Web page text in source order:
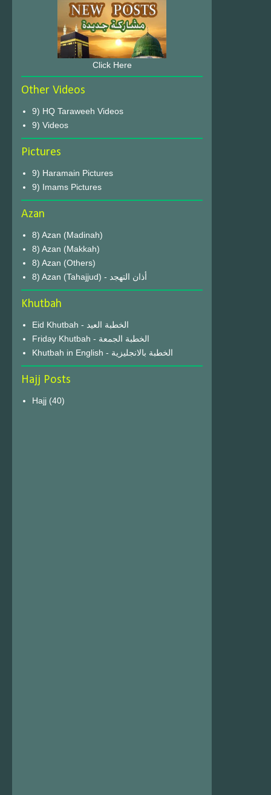
Click Here
Other Videos
9) HQ Taraweeh Videos
9) Videos
Pictures
9) Haramain Pictures
9) Imams Pictures
Azan
8) Azan (Madinah)
8) Azan (Makkah)
8) Azan (Others)
8) Azan (Tahajjud) - أذان التهجد
Khutbah
Eid Khutbah - الخطبة العيد
Friday Khutbah - الخطبة الجمعة
Khutbah in English - الخطبة بالانجليزية
Hajj Posts
Hajj (40)